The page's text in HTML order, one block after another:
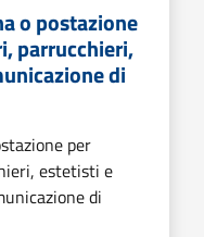
o postazione
parrucchieri,
di
per
estetisti e
di